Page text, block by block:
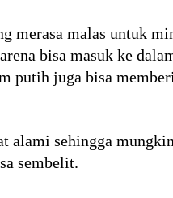
merasa malas untuk
bisa masuk ke
putih juga bisa
alami sehingga mungkin
sembelit.